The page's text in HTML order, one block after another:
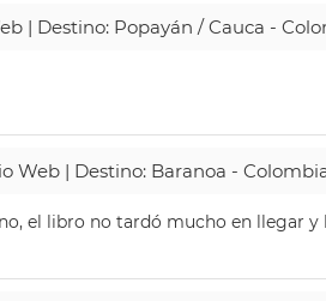
| Destino: Popayán / Cauca -
Web | Destino: Baranoa -
el libro no tardó mucho en llegar